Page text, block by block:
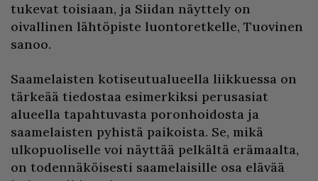
tukevat toisiaan, ja Siidan näyttely on
oivallinen lähtöpiste luontoretkelle, Tuovinen
sanoo.
Saamelaisten kotiseutualueella liikkuessa on
tärkeää tiedostaa esimerkiksi perusasiat
alueella tapahtuvasta poronhoidosta ja
saamelaisten pyhistä paikoista. Se, mikä
ulkopuoliselle voi näyttää pelkältä erämaalta,
on todennäköisesti saamelaisille osa elävää